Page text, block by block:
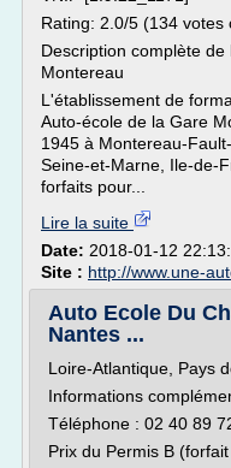
Rating: 2.0/5 (134 votes
Description complète
Montereau
L'établissement de
Auto-école de la Gare
1945 à Montereau-
Seine-et-Marne, Ile-de-
forfaits pour...
Lire la suite
Date: 2018-01-12
Site : http://www.une-
Auto Ecole Du
Nantes ...
Loire-Atlantique, Pays
Informations
Téléphone : 02 40 89
Prix du Permis B